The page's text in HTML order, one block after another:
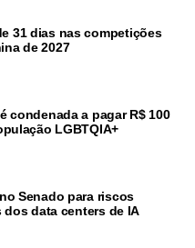
31 dias nas competições
de 2027
condenada a pagar R$ 100
LGBTQIA+
Senado para riscos
data centers de IA